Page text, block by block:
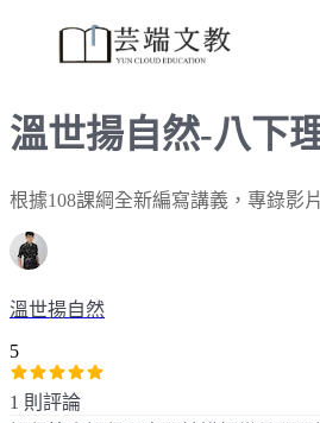
溫世揚自然-八下
根據108課綱全新編寫講義，專錄影
溫世揚自然
5
1 則評論